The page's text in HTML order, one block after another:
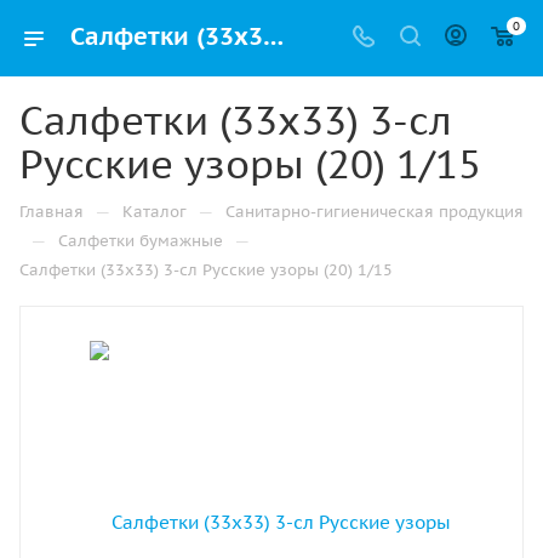
Салфетки (33х33) 3-сл Русские узоры (20) 1/15 купить от производителя в Уфе 0
Салфетки (33х33) 3-сл
Русские узоры (20) 1/15
Главная — Каталог — Санитарно-гигиеническая продукция
— Салфетки бумажные —
Салфетки (33х33) 3-сл Русские узоры (20) 1/15